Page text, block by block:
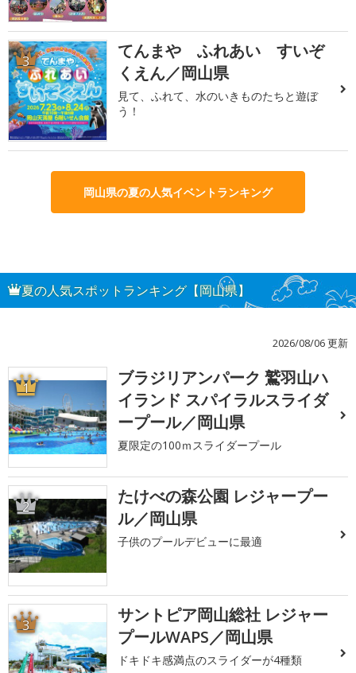
3
てんまや ふれあい すいぞ
くえん／岡山県
見て、ふれて、水のいきものたちと遊ぼ
う！
岡山県の夏の人気イベントランキング
夏の人気スポットランキング【岡山県】
2026/08/06 更新
1
ブラジリアンパーク 鷲羽山ハ
イランド スパイラルスライダ
ープール／岡山県
夏限定の100ｍスライダープール
2
たけべの森公園 レジャープー
ル／岡山県
子供のプールデビューに最適
3
サントピア岡山総社 レジャー
プールWAPS／岡山県
ドキドキ感満点のスライダーが4種類